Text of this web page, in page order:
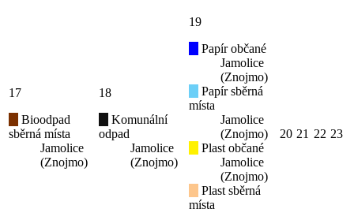
17
Bioodpad
sběrná místa
Jamolice
(Znojmo)
18
Komunální
odpad
Jamolice
(Znojmo)
19
Papír občané
Jamolice
(Znojmo)
Papír sběrná
místa
Jamolice
(Znojmo)
Plast občané
Jamolice
(Znojmo)
Plast sběrná
místa
20 21 22 23